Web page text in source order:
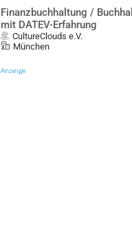
Finanzbuchhaltung /
mit DATEV-Erfahrung
CultureClouds e.V.
München
Anzeige